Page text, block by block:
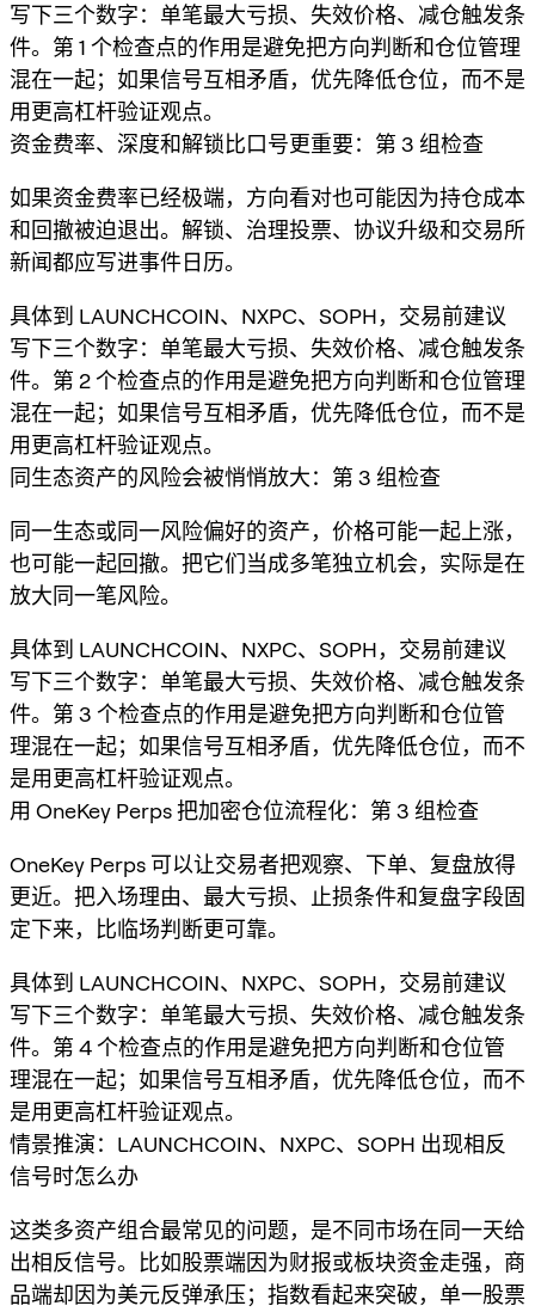
写下三个数字：单笔最大亏损、失效价格、减仓触发条
件。第 1 个检查点的作用是避免把方向判断和仓位管理
混在一起；如果信号互相矛盾，优先降低仓位，而不是
用更高杠杆验证观点。
资金费率、深度和解锁比口号更重要：第 3 组检查
如果资金费率已经极端，方向看对也可能因为持仓成本
和回撤被迫退出。解锁、治理投票、协议升级和交易所
新闻都应写进事件日历。
具体到 LAUNCHCOIN、NXPC、SOPH，交易前建议
写下三个数字：单笔最大亏损、失效价格、减仓触发条
件。第 2 个检查点的作用是避免把方向判断和仓位管理
混在一起；如果信号互相矛盾，优先降低仓位，而不是
用更高杠杆验证观点。
同生态资产的风险会被悄悄放大：第 3 组检查
同一生态或同一风险偏好的资产，价格可能一起上涨，
也可能一起回撤。把它们当成多笔独立机会，实际是在
放大同一笔风险。
具体到 LAUNCHCOIN、NXPC、SOPH，交易前建议
写下三个数字：单笔最大亏损、失效价格、减仓触发条
件。第 3 个检查点的作用是避免把方向判断和仓位管
理混在一起；如果信号互相矛盾，优先降低仓位，而不
是用更高杠杆验证观点。
用 OneKey Perps 把加密仓位流程化：第 3 组检查
OneKey Perps 可以让交易者把观察、下单、复盘放得
更近。把入场理由、最大亏损、止损条件和复盘字段固
定下来，比临场判断更可靠。
具体到 LAUNCHCOIN、NXPC、SOPH，交易前建议
写下三个数字：单笔最大亏损、失效价格、减仓触发条
件。第 4 个检查点的作用是避免把方向判断和仓位管
理混在一起；如果信号互相矛盾，优先降低仓位，而不
是用更高杠杆验证观点。
情景推演：LAUNCHCOIN、NXPC、SOPH 出现相反
信号时怎么办
这类多资产组合最常见的问题，是不同市场在同一天给
出相反信号。比如股票端因为财报或板块资金走强，商
品端却因为美元反弹承压；指数看起来突破，单一股票